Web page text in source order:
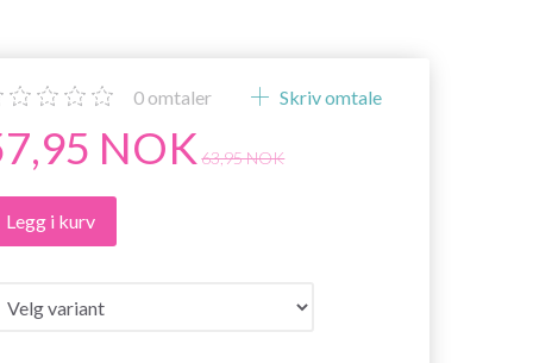
0 omtaler Skriv omtale
NOK 63,95 NOK
Legg i kurv